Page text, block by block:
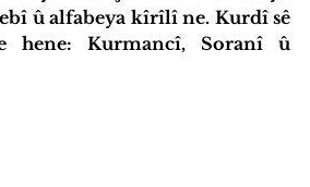
û alfabeya kîrîlî ne. Kurdî sê
hene: Kurmancî, Soranî û